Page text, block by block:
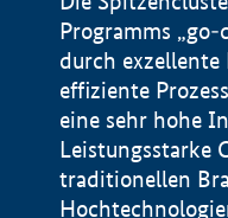
Programms
durch
effiziente
eine sehr hohe
Leistungsstarke
traditionellen